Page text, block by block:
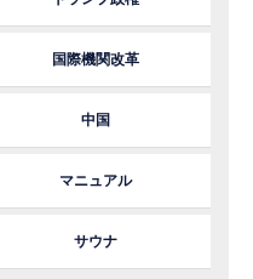
国際機関改革
中国
マニュアル
サウナ